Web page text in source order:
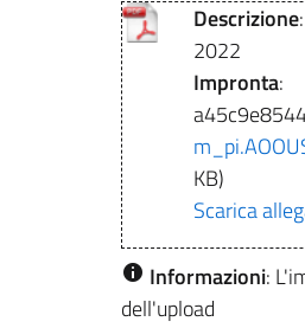
Descrizione
2022
Impronta:
KB)
Scarica
Informazioni:
dell'upload